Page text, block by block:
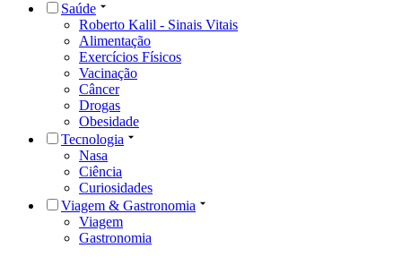
Saúde
Roberto Kalil - Sinais Vitais
Alimentação
Exercícios Físicos
Vacinação
Câncer
Drogas
Obesidade
Tecnologia
Nasa
Ciência
Curiosidades
Viagem & Gastronomia
Viagem
Gastronomia